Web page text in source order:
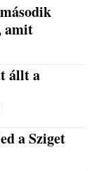
amit
állt a
a Sziget